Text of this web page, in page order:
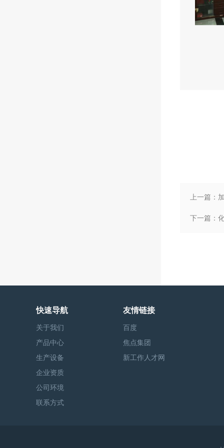
上一篇：
下一篇：
快速导航
关于我们
产品中心
生产设备
企业资质
公司环境
联系方式
友情链接
百度
焦点集团
新工作人才网